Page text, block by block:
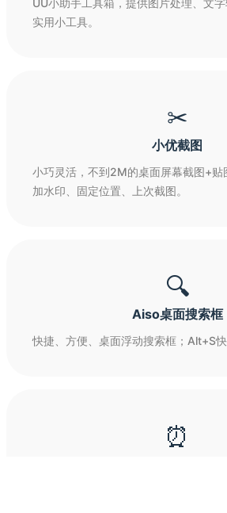
实用小工具。
✂
小优截图
小巧灵活，不到2M的桌面屏幕截图+贴
加水印、固定位置、上次截图。
🔍
Aiso桌面搜索框
快捷、方便、桌面浮动搜索框；Alt+S
⏰